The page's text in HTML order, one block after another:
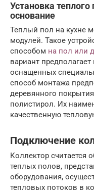
Установка
основание
Теплый пол на кухне
модулей. Такое
способом на пол или
вариант
оснащенных
способ монтажа
деревянного
полистирол. Их
качественную
Подключение
Коллектор считается
теплых полов,
оборудования,
тепловых потоков в